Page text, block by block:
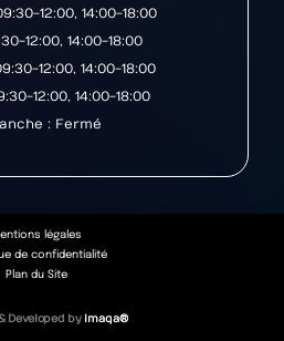
12:00, 14:00-18:00
12:00, 14:00-18:00
12:00, 14:00-18:00
12:00, 14:00-18:00
: Fermé
Developed by imaqa ®
légales
de confidentialité
Plan du Site